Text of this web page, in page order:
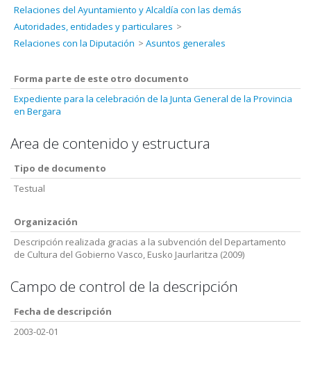
Relaciones del Ayuntamiento y Alcaldía con las demás
Autoridades, entidades y particulares
Relaciones con la Diputación
Asuntos generales
Forma parte de este otro documento
Expediente para la celebración de la Junta General de la Provincia
en Bergara
Area de contenido y estructura
Tipo de documento
Testual
Organización
Descripción realizada gracias a la subvención del Departamento
de Cultura del Gobierno Vasco, Eusko Jaurlaritza (2009)
Campo de control de la descripción
Fecha de descripción
2003-02-01